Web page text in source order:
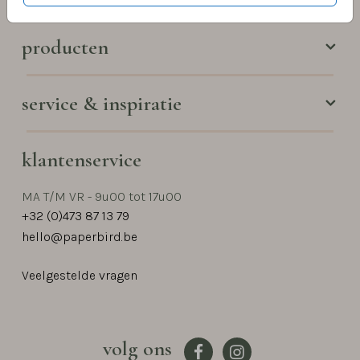
producten
service & inspiratie
klantenservice
MA T/M VR - 9u00 tot 17u00
+32 (0)473 87 13 79
hello@paperbird.be
Veelgestelde vragen
volg ons